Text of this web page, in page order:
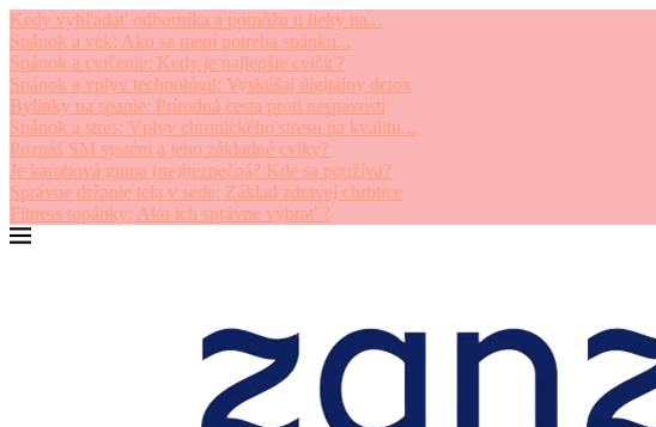
Kedy vyhľadať odborníka a pomôžu ti lieky na...
Spánok a vek: Ako sa mení potreba spánku...
Spánok a cvičenie: Kedy je najlepšie cvičiť?
Spánok a vplyv technológii: Vyskúšaj digitálny detox
Bylinky na spanie: Prírodná cesta proti nespavosti
Spánok a stres: Vplyv chronického stresu na kvalitu...
Poznáš SM systém a jeho základné cviky?
Je karobová guma (ne)bezpečná? Kde sa používa?
Správne držanie tela v sede: Základ zdravej chrbtice
Fitness topánky: Ako ich správne vybrať ?